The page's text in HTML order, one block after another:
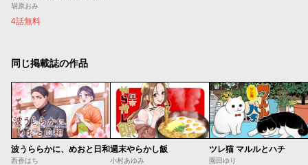
胡原おみ
4話無料
同じ掲載誌の作品
波うららかに、めおと日和
西香はち
週末やらかし飯
小村あゆみ
ツレ猫 マルルとハチ
園田ゆり